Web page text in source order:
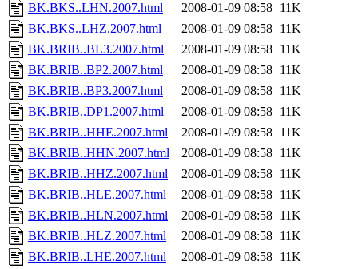
BK.BKS..LHN.2007.html
2008-01-09 08:58 11K
BK.BKS..LHZ.2007.html
2008-01-09 08:58 11K
BK.BRIB..BL3.2007.html
2008-01-09 08:58 11K
BK.BRIB..BP2.2007.html
2008-01-09 08:58 11K
BK.BRIB..BP3.2007.html
2008-01-09 08:58 11K
BK.BRIB..DP1.2007.html
2008-01-09 08:58 11K
BK.BRIB..HHE.2007.html
2008-01-09 08:58 11K
BK.BRIB..HHN.2007.html
2008-01-09 08:58 11K
BK.BRIB..HHZ.2007.html
2008-01-09 08:58 11K
BK.BRIB..HLE.2007.html
2008-01-09 08:58 11K
BK.BRIB..HLN.2007.html
2008-01-09 08:58 11K
BK.BRIB..HLZ.2007.html
2008-01-09 08:58 11K
BK.BRIB..LHE.2007.html
2008-01-09 08:58 11K